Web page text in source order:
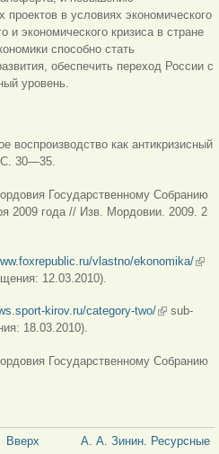
проектов в условиях экономического
и экономического кризиса в стране
способно стать
обеспечить переход России с
уровень.
воспроизводство как антикризисный
С. 30—35.
Государственному Собранию
2009 года // Изв. Мордовии. 2009. 2
vlastno/ekonomika/
12.03.2010).
kirov.ru/category-two/(внешняя
sub-
18.03.2010).
Государственному Собранию
Вверх
А. А. Зинин. Ресурсные